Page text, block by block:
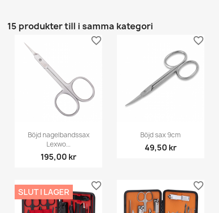
15 produkter till i samma kategori
Böjd nagelbandssax
Lexwo...
195,00 kr
favorite_border
Böjd sax 9cm
49,50 kr
favorite_border
SLUT I LAGER
favorite_border favorite_border